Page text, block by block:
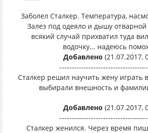
Заболел Сталкер. Температура,
Залез под одеяло и дышу
всякий случай прихватил туда
водочку... надеюсь
Добавлено (21.07.2017,
Сталкер решил научить жену играть
выбирали внешность и
Добавлено (21.07.2017,
Сталкер женился. Через время